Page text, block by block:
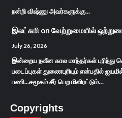
நன்றி விஷ்ணு அவர்களுக்கு...
இலட்சுமி on வேற்றுமையில்
July 26, 2026
இன்றைய நவீன கால மாந்தர்கள்
படைப்புகள் துணைபுரியும் என்பதில்
பணி...சமூகம் சீர் பெற மிளிரட்டும்…
Copyrights